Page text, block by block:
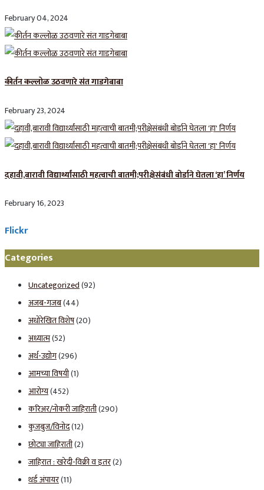
February 04, 2024
कीर्तन कल्लोळ उठवणारे संत गाडगेबाबा
February 23, 2024
दहावी,बारावी विद्यार्थ्यांसाठी महत्वाची बातमी;परीक्षेसंबंधी बोर्डाने घेतला ‘हा’ निर्णय
February 16, 2023
Flickr
Categories
Uncategorized(92)
अजब-गजब(44)
अधोरेखित विशेष(20)
अध्यात्म(52)
अर्थ-उद्योग(296)
आमच्या विषयी(1)
आरोग्य(452)
करिअर/नोकरी जाहिराती(290)
कुजबुज/विनोद(12)
छोट्या जाहिराती(2)
जाहिरात : खरेदी-विक्री व इतर(2)
थर्ड अंपायर(11)